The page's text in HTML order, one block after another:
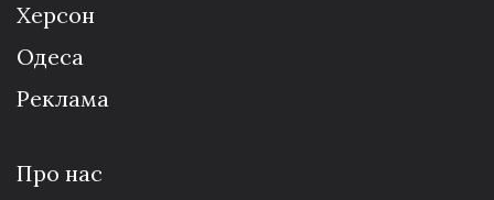
Херсон
Одеса
Реклама
Про нас